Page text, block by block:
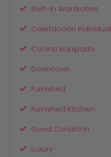
Built-in Wardrobes
Calefacción individual
Cocina equipada
Downtown
Furnished
Furnished Kitchen
Good Condition
Luxury